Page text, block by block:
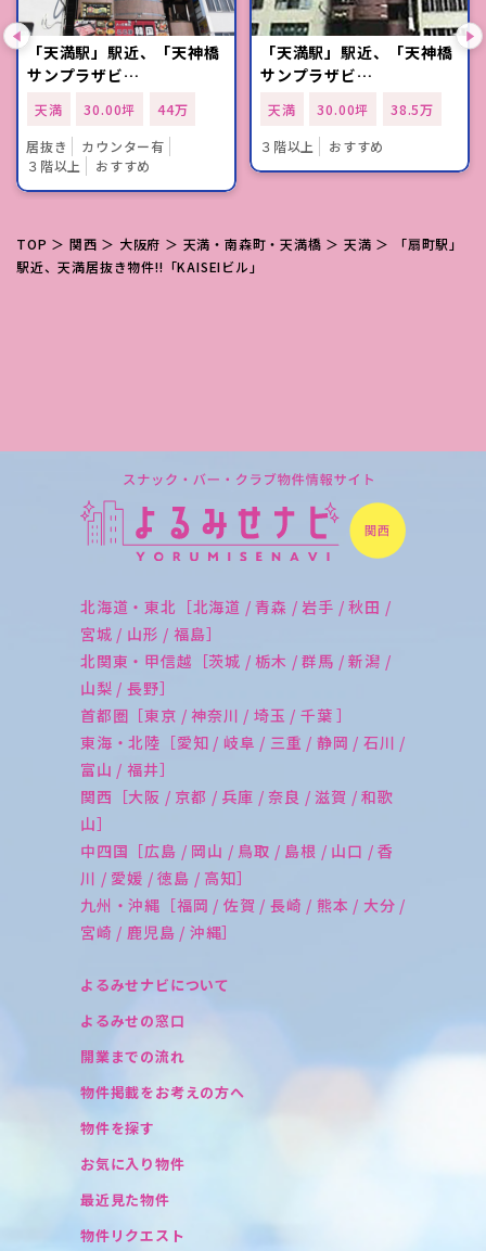
「天満駅」駅近、「天神橋
サンプラザビ…
天満 30.00坪
44万
居抜き
カウンター有
３階以上
おすすめ
「天満駅」駅近、「天神橋
サンプラザビ…
天満 30.00坪
38.5万
３階以上
おすすめ
TOP ＞ 関西 ＞ 大阪府 ＞ 天満・南森町・天満橋 ＞天満 ＞ 「扇町駅」
駅近、天満居抜き物件!!「KAISEIビル」
北海道・東北［北海道 / 青森 / 岩手 / 秋田 /
宮城 / 山形 / 福島］
北関東・甲信越［茨城 / 栃木 / 群馬 / 新潟 /
山梨 / 長野］
首都圏［東京 / 神奈川 / 埼玉 / 千葉 ］
東海・北陸［愛知 / 岐阜 / 三重 / 静岡 / 石川 /
富山 / 福井］
関西［大阪 / 京都 / 兵庫 / 奈良 / 滋賀 / 和歌
山］
中四国［広島 / 岡山 / 鳥取 / 島根 / 山口 / 香
川 / 愛媛 / 徳島 / 高知］
九州・沖縄［福岡 / 佐賀 / 長崎 / 熊本 / 大分 /
宮崎 / 鹿児島 / 沖縄］
よるみせナビについて
よるみせの窓口
開業までの流れ
物件掲載をお考えの方へ
物件を探す
お気に入り物件
最近見た物件
物件リクエスト